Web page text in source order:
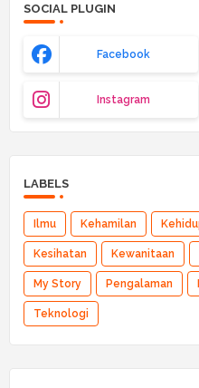
SOCIAL PLUGIN
Facebook
Instagram
LABELS
Ilmu Kehamilan
Kesihatan Kewanitaan
My Story Pengalaman
Teknologi